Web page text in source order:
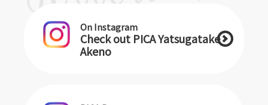
On Instagram
Check out PICA Yatsugatake
Akeno